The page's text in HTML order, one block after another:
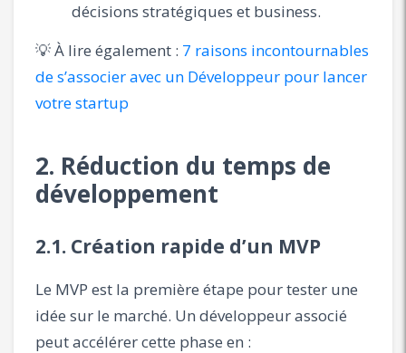
décisions stratégiques et business.
💡 À lire également : 7 raisons incontournables
de s’associer avec un Développeur pour lancer
votre startup
2. Réduction du temps de
développement
2.1. Création rapide d’un MVP
Le MVP est la première étape pour tester une
idée sur le marché. Un développeur associé
peut accélérer cette phase en :